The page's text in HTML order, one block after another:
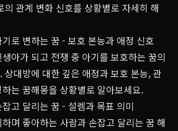
의 관계 변화 신호를 상황별로 자세히 해
로 변하는 꿈 - 보호 본능과 애정 신호
아가 되고 전쟁 중 아기를 보호하는 꿈의
상대방에 대한 깊은 애정과 보호 본능, 관
는 꿈해몽을 상황별로 알아보세요.
고 달리는 꿈 - 설렘과 목표 의미
며 좋아하는 사람과 손잡고 달리는 꿈 해